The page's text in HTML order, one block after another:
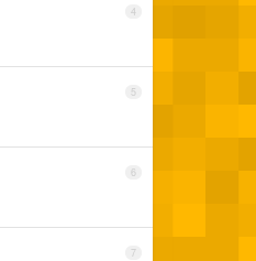
4
5
6
7